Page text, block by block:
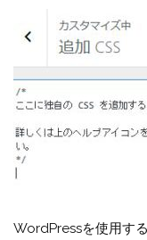
WordPressを使用す